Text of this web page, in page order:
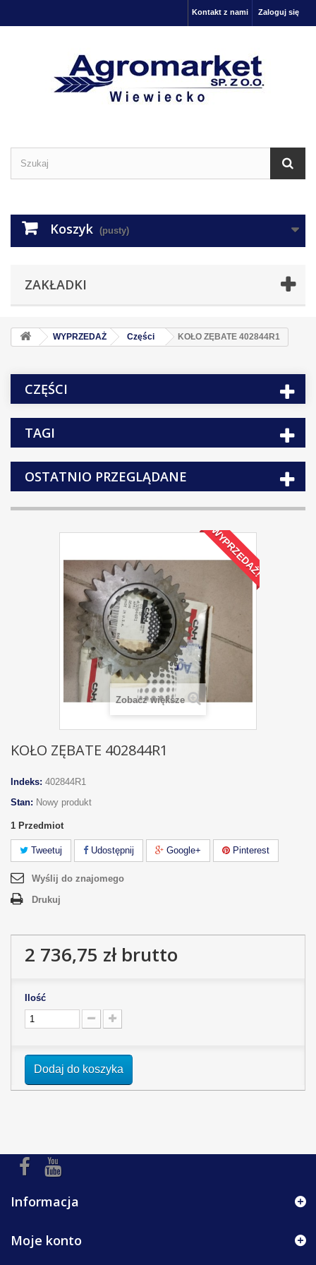
Zaloguj się
Kontakt z nami
Koszyk (pusty)
ZAKŁADKI
WYPRZEDAŻ Części KOŁO ZĘBATE 402844R1
CZĘŚCI
TAGI
OSTATNIO PRZEGLĄDANE
WYPRZEDAŻ!
Zobacz większe
KOŁO ZĘBATE 402844R1
Indeks: 402844R1
Stan: Nowy produkt
1 Przedmiot
Tweetuj Udostępnij Google+ Pinterest
Wyślij do znajomego
Drukuj
2 736,75 złbrutto
Ilość
Dodaj do koszyka
Informacja
Moje konto